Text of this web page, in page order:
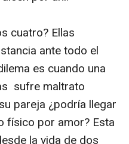
Smith una bella
glamuroso que llamará
en medio de una
se encuentra María
20 años que sufrió de
atormentaba desde
Williams a cambiar su